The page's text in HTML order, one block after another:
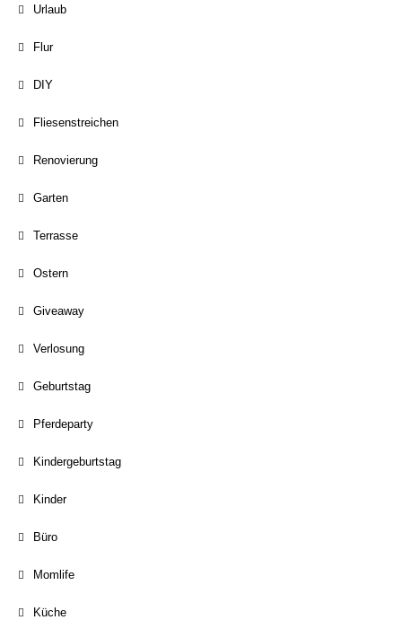
Urlaub
Flur
DIY
Fliesenstreichen
Renovierung
Garten
Terrasse
Ostern
Giveaway
Verlosung
Geburtstag
Pferdeparty
Kindergeburtstag
Kinder
Büro
Momlife
Küche